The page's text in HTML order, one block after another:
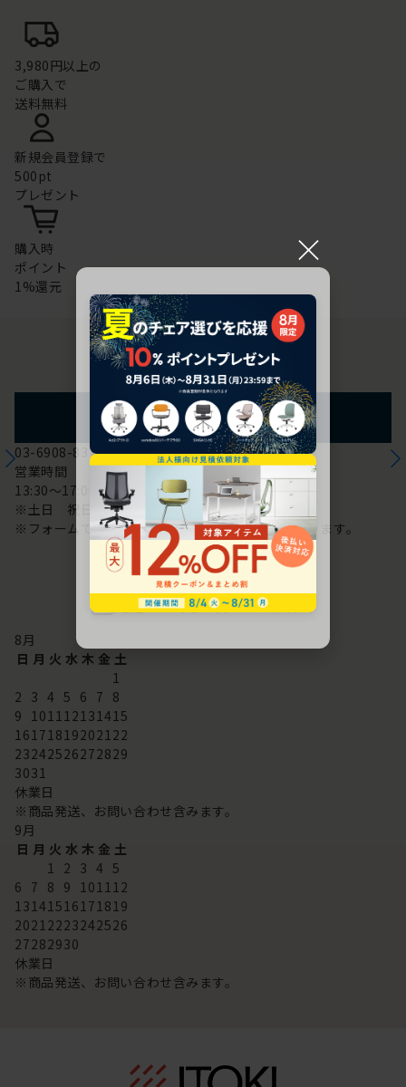
3,980円以上の
ご購入で
送料無料
新規会員登録で
500pt
プレゼント
購入時
ポイント
1%還元
お問い合わせ
フォームからのお問い合わせ
03-6908-8370
営業時間
13:30～17:00
※土日 祝日は休み
※フォームでのお問い合わせは24時間対応しております。
配送・お問い合わせ営業日
8月
日 月 火 水 木 金 土
1
2 3 4 5 6 7 8
9 101112131415
16171819202122
23242526272829
3031
休業日
※商品発送、お問い合わせ含みます。
9月
日 月 火 水 木 金 土
1 2 3 4 5
6 7 8 9 101112
13141516171819
20212223242526
27282930
休業日
※商品発送、お問い合わせ含みます。
×